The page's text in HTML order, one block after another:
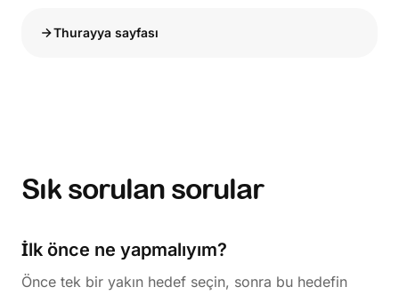
Thurayya sayfası
Sık sorulan sorular
İlk önce ne yapmalıyım?
Önce tek bir yakın hedef seçin, sonra bu hedefin